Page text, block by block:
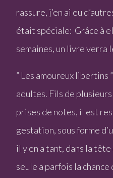
rassure, j’en ai eu
était spéciale: Grâce à
semaines, un livre verra
” Les amoureux libertins
adultes. Fils de
prises de notes, il est
gestation, sous forme
il y en a tant, dans la
seule a parfois la